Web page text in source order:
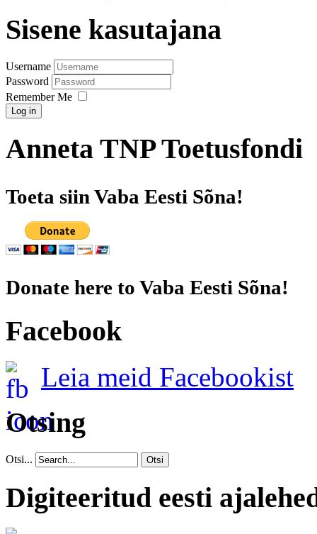
Sisene kasutajana
Username
Password
Remember Me
Log in
Anneta TNP Toetusfondi
Toeta siin Vaba Eesti Sõna!
Donate here to Vaba Eesti Sõna!
Facebook
Leia meid Facebookist
Otsing
Otsi... Otsi
Digiteeritud eesti